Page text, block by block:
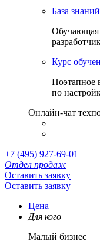
База знаний
Обучающая
Курс
Поэтапное
по
Онлайн-чат
+7 (495) 927-69-01
Отдел продаж
Оставить заявку
Оставить заявку
Цена
Для кого
Малый бизнес